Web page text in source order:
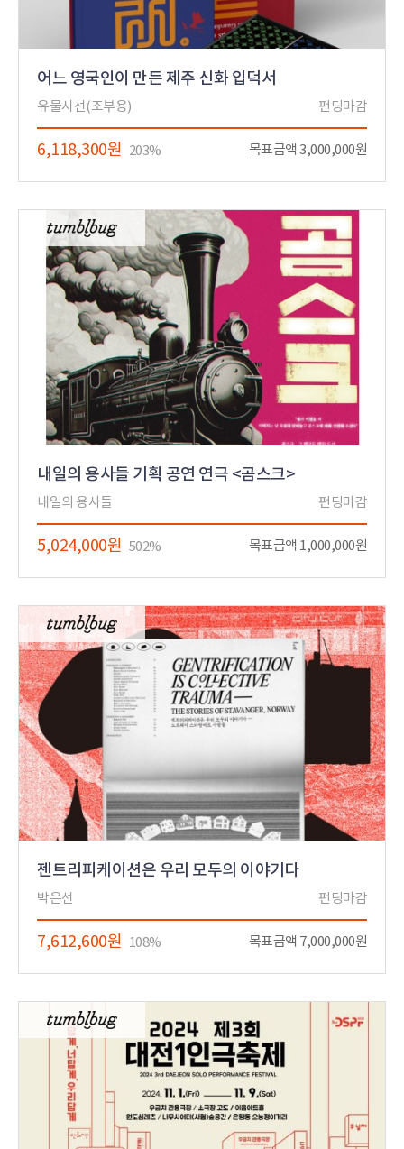
어느 영국인이 만든 제주 신화 입덕서
유물시선(조부용) 펀딩마감
6,118,300원 203% 목표금액 3,000,000원
내일의 용사들 기획 공연 연극 <곰스크>
내일의 용사들 펀딩마감
5,024,000원 502% 목표금액 1,000,000원
젠트리피케이션은 우리 모두의 이야기다
박은선 펀딩마감
7,612,600원 108% 목표금액 7,000,000원